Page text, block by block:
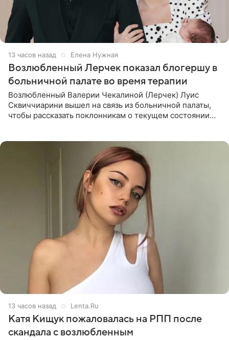
13 часов назад Елена Нужная
Возлюбленный Лерчек показал блогершу в
больничной палате во время терапии
Возлюбленный Валерии Чекалиной (Лерчек) Луис
Сквиччиарини вышел на связь из больничной палаты,
чтобы рассказать поклонникам о текущем состоянии
13 часов назад Lenta.Ru
Катя Кищук пожаловалась на РПП после
скандала с возлюбленным